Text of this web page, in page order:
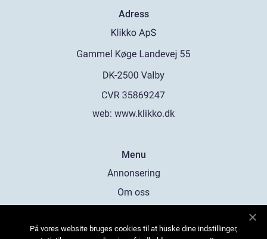
Adress
web: www.klikko.dk
Menu
Annonsering
Om oss
Kontakta oss
På vores website bruges cookies til at huske dine indstillinger,